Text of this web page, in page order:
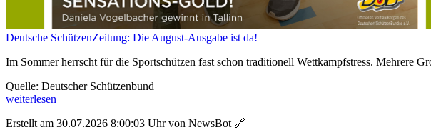
Deutsche SchützenZeitung: Die August-Ausgabe ist da!
Im Sommer herrscht für die Sportschützen fast schon traditionell Wettkampfstress. Mehrere
Quelle: Deutscher Schützenbund
weiterlesen
Erstellt am 30.07.2026 8:00:03 Uhr von NewsBot 🔗